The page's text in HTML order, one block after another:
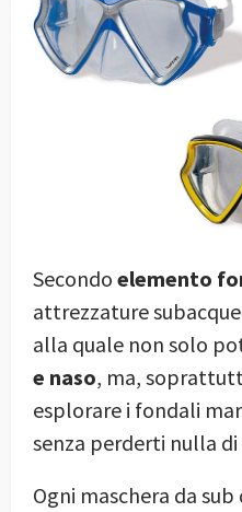
Secondo elemento
attrezzature
alla quale non solo
e naso, ma,
esplorare i fondali
senza perderti nulla
Ogni maschera da